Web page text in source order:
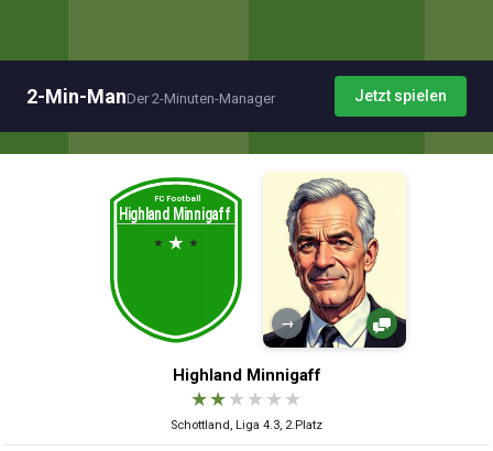
2-Min-ManDer 2-Minuten-Manager Jetzt spielen
→
Highland Minnigaff
★★★ ★ ★ ★
Schottland, Liga 4.3, 2.Platz